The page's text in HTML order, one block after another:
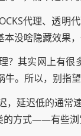
代理、透
本没啥隐藏效果
？其实网上有
。所以，别指
，延迟低的通
的方式——有些